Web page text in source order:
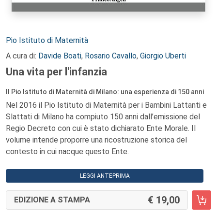
Autori:
Pio Istituto di Maternità
A cura di: Davide Boati, Rosario Cavallo, Giorgio Uberti
Una vita per l'infanzia
Il Pio Istituto di Maternità di Milano: una esperienza di 150 anni
Nel 2016 il Pio Istituto di Maternità per i Bambini Lattanti e
Slattati di Milano ha compiuto 150 anni dall’emissione del
Regio Decreto con cui è stato dichiarato Ente Morale. Il
volume intende proporre una ricostruzione storica del
contesto in cui nacque questo Ente.
LEGGI ANTEPRIMA
EDIZIONE A STAMPA 19,00